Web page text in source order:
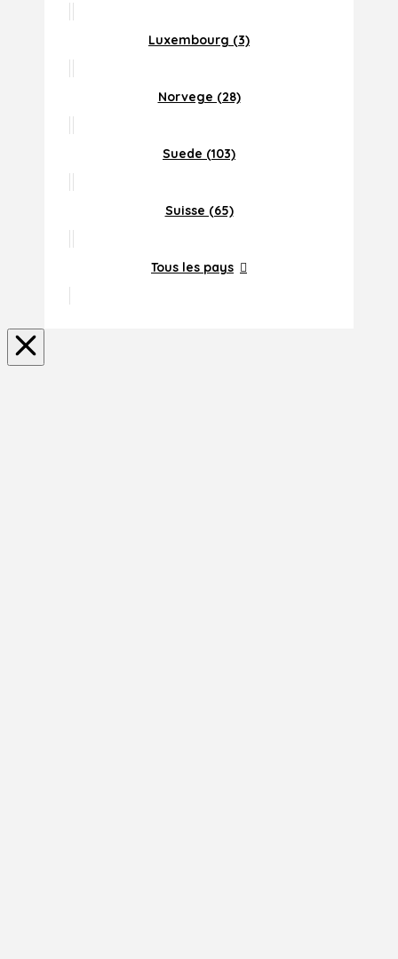
Luxembourg (3)
Norvege (28)
Suede (103)
Suisse (65)
Tous les pays